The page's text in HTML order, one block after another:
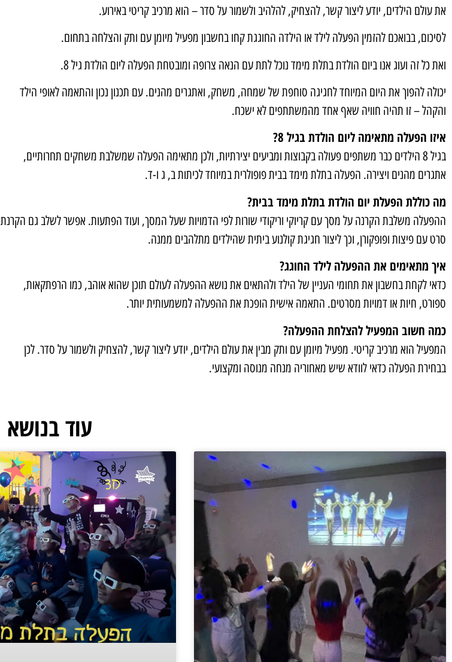
את עולם הילדים, יודע ליצור קשר, להצחיק, להלהיב ולשמור על סדר – הוא מרכיב קריטי באירוע.
לסיכום, בבואכם להזמין הפעלה לילד או הילדה החוגגת קחו בחשבון מפעיל מיומן עם ותק והצלחה בתחום.
ואת כל זה ועוג אנו ביום הולדת בתלת מימד נוכל לתת עם הנאה צרופה ומובטחת הפעלה ליום הולדת גיל 8.
יכולה להפוך את היום המיוחד לחגיגה סוחפת של שמחה, משחק, ואתגרים מהנים. עם תכנון נכון והתאמה לאופי הילד
והקהל – זו תהיה חוויה שאף אחד מהמשתתפים לא ישכח.
איזו הפעלה מתאימה ליום הולדת בגיל 8?
בגיל 8 הילדים כבר משתפים פעולה בקבוצות ומביעים יצירתיות, ולכן מתאימה הפעלה שמשלבת משחקים תחרותיים,
אתגרים מהנים ויצירה. הפעלה בתלת מימד בבית פופולרית במיוחד לכיתות ב, ג ו-ד.
מה כוללת הפעלת יום הולדת בתלת מימד בבית?
ההפעלה משלבת הקרנה על מסך עם קריוקי וריקודי שורות לפי הדמויות שעל המסך, ועוד הפתעות. אפשר לשלב גם הקרנת
סרט עם פיצות ופופקורן, וכך ליצור חגיגת קולנוע ביתית שהילדים מתלהבים ממנה.
איך מתאימים את ההפעלה לילד החוגג?
כדאי לקחת בחשבון את תחומי העניין של הילד ולהתאים את נושא ההפעלה לעולם תוכן שהוא אוהב, כמו הרפתקאות,
ספורט, חיות או דמויות מסרטים. התאמה אישית הופכת את ההפעלה למשמעותית יותר.
כמה חשוב המפעיל להצלחת ההפעלה?
המפעיל הוא מרכיב קריטי. מפעיל מיומן עם ותק מבין את עולם הילדים, יודע ליצור קשר, להצחיק ולשמור על סדר. לכן
בבחירת הפעלה כדאי לוודא שיש מאחוריה מנחה מנוסה ומקצועי.
עוד בנושא